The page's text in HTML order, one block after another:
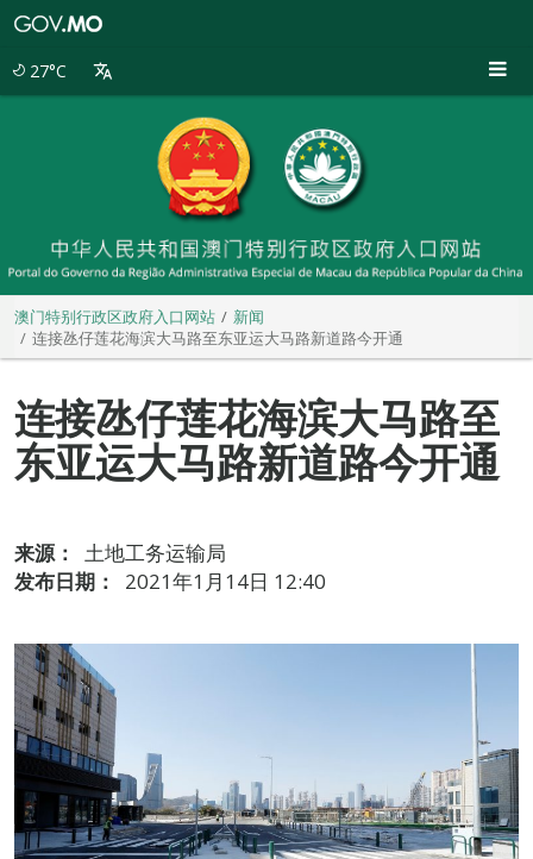
27°C
澳门特别行政区政府入口网站
新闻
连接氹仔莲花海滨大马路至东亚运大马路新道路今开通
连接氹仔莲花海滨大马路至
东亚运大马路新道路今开通
来源：
土地工务运输局
发布日期：
2021年1月14日 12:40